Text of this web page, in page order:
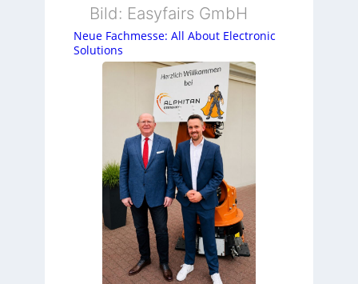
Bild: Easyfairs GmbH
Neue Fachmesse: All About Electronic
Solutions